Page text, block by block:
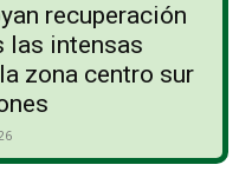
recuperación
las intensas
zona centro sur